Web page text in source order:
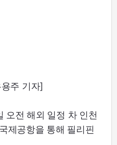
주 기자]
오전 해외 일정 차 인천
제공항을 통해 필리핀